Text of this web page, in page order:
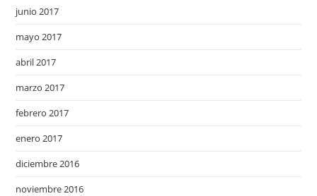
junio 2017
mayo 2017
abril 2017
marzo 2017
febrero 2017
enero 2017
diciembre 2016
noviembre 2016